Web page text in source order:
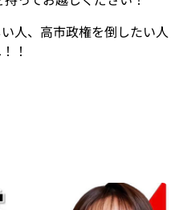
人、高市政権を倒したい人
！